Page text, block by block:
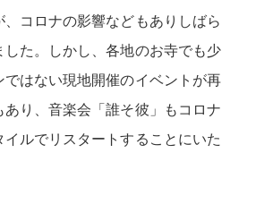
、コロナの影響などもありしばら
した。しかし、各地のお寺でも少
ではない現地開催のイベントが再
あり、音楽会「誰そ彼」もコロナ
イルでリスタートすることにいた